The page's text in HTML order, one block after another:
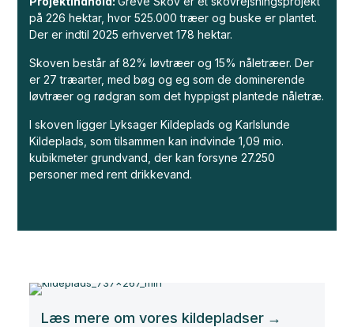
på 226 hektar, hvor 525.000 træer og buske er plantet.
Der er indtil 2025 erhvervet 178 hektar.
Skoven består af 82% løvtræer og 15% nåletræer. Der
er 27 træarter, med bøg og eg som de dominerende
løvtræer og rødgran som det hyppigst plantede nåletræ.
I skoven ligger Lyksager Kildeplads og Karlslunde
Kildeplads, som tilsammen kan indvinde 1,09 mio.
kubikmeter grundvand, der kan forsyne 27.250
personer med rent drikkevand.
Læs mere om vores kildepladser